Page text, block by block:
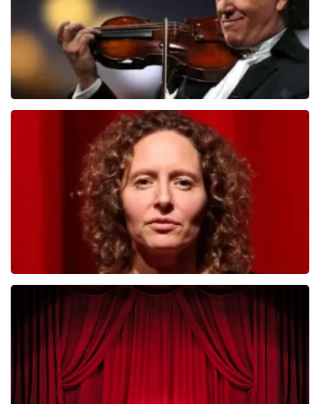
Andre Rieu
laatste 30 minuten
BESTEL NU
Esther van der Voort
laatste 30 minuten
BESTEL NU